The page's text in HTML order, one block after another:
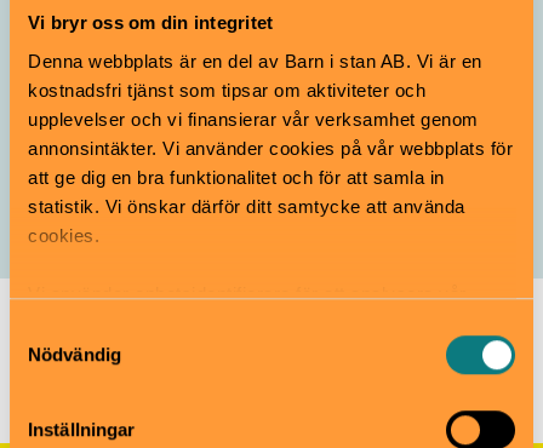
Vi bryr oss om din integritet
Denna webbplats är en del av Barn i stan AB. Vi är en
kostnadsfri tjänst som tipsar om aktiviteter och
upplevelser och vi finansierar vår verksamhet genom
annonsintäkter. Vi använder cookies på vår webbplats för
att ge dig en bra funktionalitet och för att samla in
statistik. Vi önskar därför ditt samtycke att använda
cookies.
Vi använder enhetsidentifierare för att analysera vår
samt tillhandahålla funktioner för sociala medier. Vi
vidarebefordrar även sådana identifierare och annan
information från din enhet till de sociala medier och
annons- och analysföretag som vi samarbetar med.
Nödvändig
Inställningar
Verkstad & ateljé Marabouparken konsthall
Verkstad & ateljé
år
Gratis
Från 14 år
Marabouparken konsthall
Barn- och familjeevenemang i Stockholm
Konst-kollo på
Marabouparken, 10-13 år